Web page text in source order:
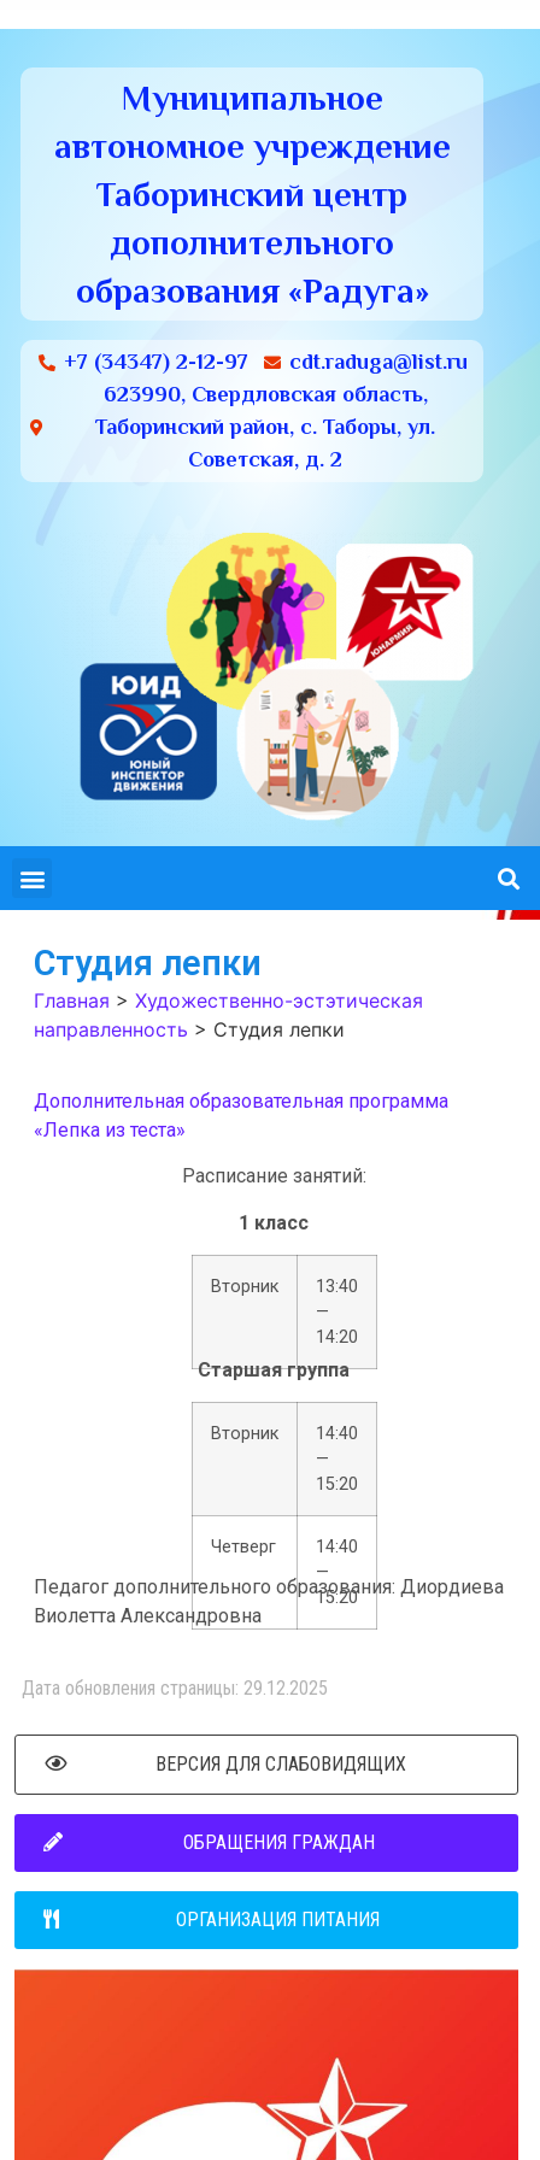
Муниципальное
автономное учреждение
Таборинский центр
дополнительного
образования «Радуга»
+7 (34347) 2-12-97
cdt.raduga@list.ru
623990, Свердловская область,
Таборинский район, с. Таборы, ул.
Советская, д. 2
Студия лепки
Главная > Художественно-эстэтическая
направленность > Студия лепки
Дополнительная образовательная программа
«Лепка из теста»
Расписание занятий:
1 класс
Вторник
13:40
—
14:20
Старшая группа
Вторник
14:40
—
15:20
Четверг
14:40
—
15:20
Педагог дополнительного образования: Диордиева
Виолетта Александровна
Дата обновления страницы: 29.12.2025
ВЕРСИЯ ДЛЯ СЛАБОВИДЯЩИХ
ОБРАЩЕНИЯ ГРАЖДАН
ОРГАНИЗАЦИЯ ПИТАНИЯ